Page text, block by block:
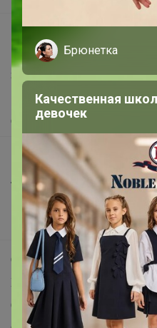
support@24-ok.ru
Написать в поддержку
Защита покупателя
Помощь
О нас
Все предложения
Анонсы
Новости
Поддержка альпак
Самое выгодное
Хиты продаж
Самое желанное
Брюнетка
Качественная
девочек